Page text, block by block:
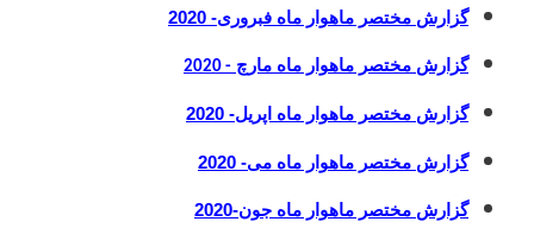
گزارش مختصر ماهوار ماه فبروری- 2020
گزارش مختصر ماهوار ماه مارچ - 2020
گزارش مختصر ماهوار ماه اپریل- 2020
گزارش مختصر ماهوار ماه می- 2020
گزارش مختصر ماهوار ماه جون-2020